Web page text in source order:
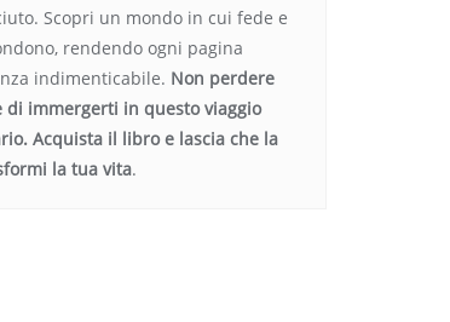
Scopri un mondo in cui fede e
rendendo ogni pagina
indimenticabile. Non perdere
di immergerti in questo viaggio
Acquista il libro e lascia che la
la tua vita.